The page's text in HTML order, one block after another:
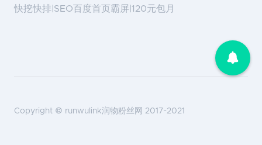
快挖快排|SEO百度首页霸屏|120元包月
Copyright © runwulink润物粉丝网 2017~2021